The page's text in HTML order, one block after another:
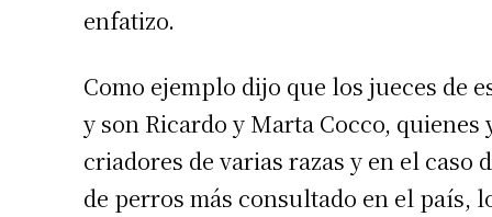
enfatizo.
Como ejemplo dijo que los jueces de
y son Ricardo y Marta Cocco,
criadores de varias razas y en el
de perros más consultado en el país,